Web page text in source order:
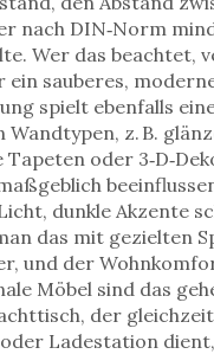
nach DIN‑Norm
. Wer das beachtet,
sauberes,
spielt ebenfalls
Wandtypen, z. B.
oder
dunkle Akzente
das mit gezielten
und der
Möbel sind das
, der
Ladestation dient